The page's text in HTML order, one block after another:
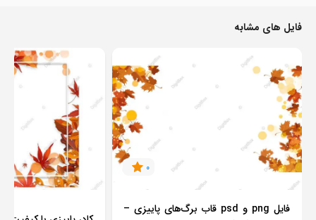
فایل های مشابه
0
فایل png و psd قاب برگ‌های پاییزی –